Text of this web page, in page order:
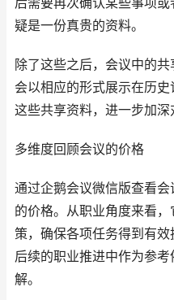
疑是一份真贵的资料。
除了这些之后，会议中的
会以相应的形式展示在历
这些共享资料，进一步加深
多维度回顾会议的价格
通过企鹅会议微信版查看
的价格。从职业角度来看
策，确保各项任务得到有
后续的职业推进中作为参
解。